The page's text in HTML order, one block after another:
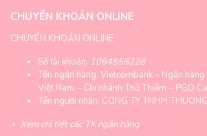
CHUYỂN KHOẢN ONLINE
CHUYỂN KHOẢN ONLINE
Số tài khoản: 1064556228
Tên ngân hàng: Vietcombank – Ngân
Việt Nam – Chi nhánh Thủ Thiêm – PGD
Tên người nhận: CONG TY TNHH
+ Xem chi tiết các TK ngân hàng